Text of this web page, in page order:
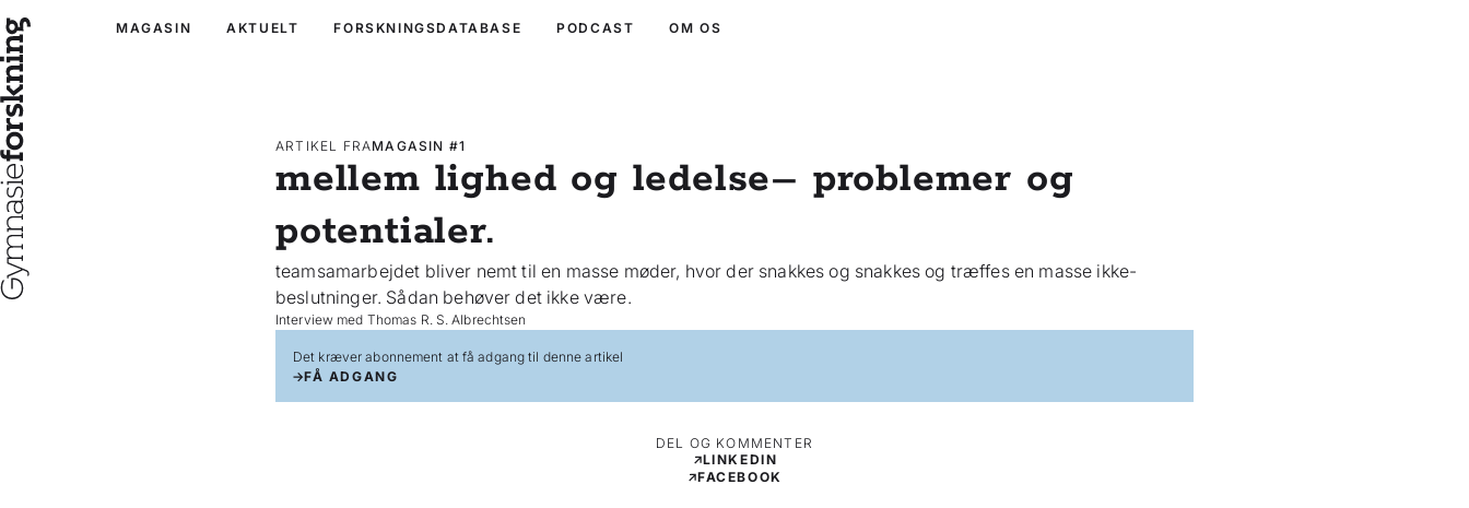
MAGASIN AKTUELT FORSKNINGSDATABASE PODCAST OM OS
ARTIKEL FRAMAGASIN #1
mellem lighed og ledelse– problemer og
potentialer.
teamsamarbejdet bliver nemt til en masse møder, hvor der snakkes og snakkes og træffes en masse ikke-
beslutninger. Sådan behøver det ikke være.
Interview med Thomas R. S. Albrechtsen
Det kræver abonnement at få adgang til denne artikel
FÅ ADGANG
DEL OG KOMMENTER
LINKEDIN
FACEBOOK